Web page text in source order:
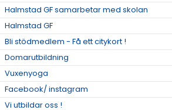
Halmstad GF samarbetar med skolan
Halmstad GF
Bli stödmedlem - Få ett citykort !
Domarutbildning
Vuxenyoga
Facebook/ instagram
Vi utbildar oss !